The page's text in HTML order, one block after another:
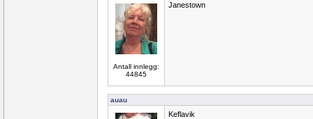
Antall innlegg:
44845
Janestown
auau
Keflavik